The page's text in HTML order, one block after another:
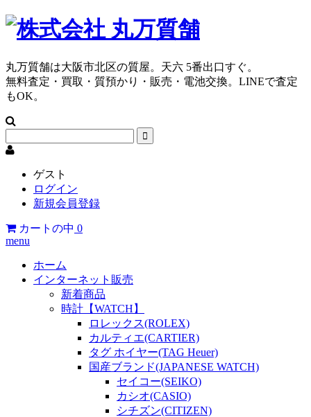
丸万質舗は大阪市北区の質屋。天六 5番出口すぐ。
無料査定・買取・質預かり・販売・電池交換。LINEで査定
もOK。
ゲスト
ログイン
新規会員登録
カートの中 0
menu
ホーム
インターネット販売
新着商品
時計【WATCH】
ロレックス(ROLEX)
カルティエ(CARTIER)
タグ ホイヤー(TAG Heuer)
国産ブランド(JAPANESE WATCH)
セイコー(SEIKO)
カシオ(CASIO)
シチズン(CITIZEN)